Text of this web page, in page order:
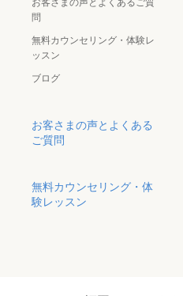
問
無料カウンセリング・体験レ
ッスン
ブログ
お客さまの声とよくある
ご質問
無料カウンセリング・体
験レッスン